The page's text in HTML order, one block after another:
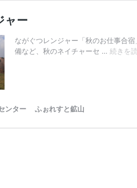
ャー
ながぐつレンジャー「秋のお仕事合
備など、秋のネイチャーセ … 続きを
ンター ふぉれすと鉱山